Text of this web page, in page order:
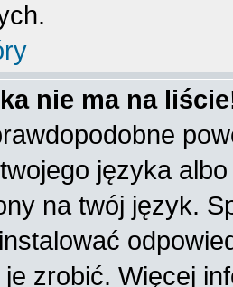
nie ma na
języka
na twój język.
zrobić. Więcej